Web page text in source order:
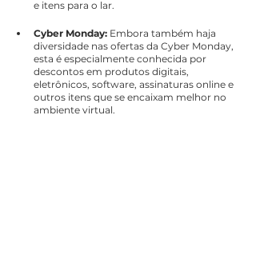
e itens para o lar.
Cyber Monday: Embora também haja
diversidade nas ofertas da Cyber Monday,
esta é especialmente conhecida por
descontos em produtos digitais,
eletrônicos, software, assinaturas online e
outros itens que se encaixam melhor no
ambiente virtual.